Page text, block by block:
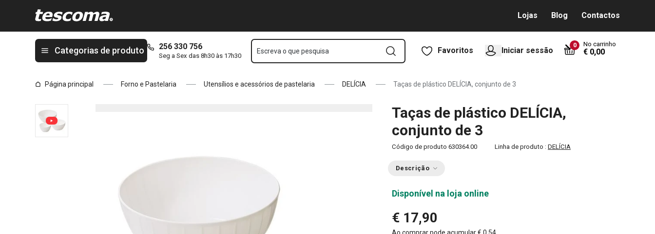
Lojas Blog Contactos
Categorias de produto 256 330 756
Seg a Sex das 8h30 às 17h30
Escreva o que pesquisa Favoritos Iniciar sessão
0 No carrinho
€ 0,00
Página principal Forno e Pastelaria Utensílios e acessórios de pastelaria DELÍCIA Taças de plástico DELÍCIA, conjunto de 3
Taças de plástico DELÍCIA,
conjunto de 3
Código de produto 630364.00 Linha de produto : DELÍCIA
Descrição
Disponível na loja online
€ 17,90